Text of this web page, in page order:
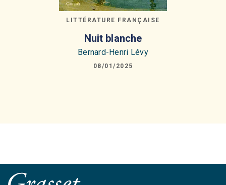
LITTÉRATURE FRANÇAISE
Nuit blanche
Bernard-Henri Lévy
08/01/2025